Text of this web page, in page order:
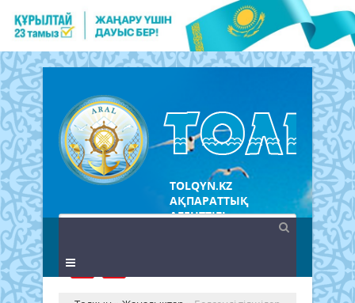
TOLQYN.KZ
АҚПАРАТТЫҚ
АГЕНТТІГІ